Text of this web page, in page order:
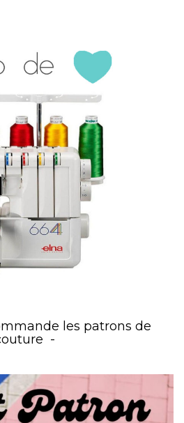
les patrons de